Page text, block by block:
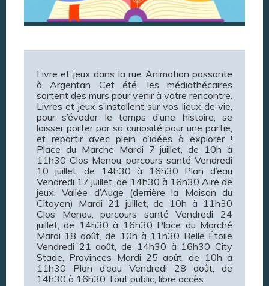
Livre et jeux dans la rue Animation passante
à Argentan Cet été, les médiathécaires
sortent des murs pour venir à votre rencontre.
Livres et jeux s’installent sur vos lieux de vie,
pour s’évader le temps d’une histoire, se
laisser porter par sa curiosité pour une partie,
et repartir avec plein d’idées à explorer !
Place du Marché Mardi 7 juillet, de 10h à
11h30 Clos Menou, parcours santé Vendredi
10 juillet, de 14h30 à 16h30 Plan d’eau
Vendredi 17 juillet, de 14h30 à 16h30 Aire de
jeux, Vallée d’Auge (derrière la Maison du
Citoyen) Mardi 21 juillet, de 10h à 11h30
Clos Menou, parcours santé Vendredi 24
juillet, de 14h30 à 16h30 Place du Marché
Mardi 18 août, de 10h à 11h30 Belle Étoile
Vendredi 21 août, de 14h30 à 16h30 City
Stade, Provinces Mardi 25 août, de 10h à
11h30 Plan d’eau Vendredi 28 août, de
14h30 à 16h30 Tout public, libre accès